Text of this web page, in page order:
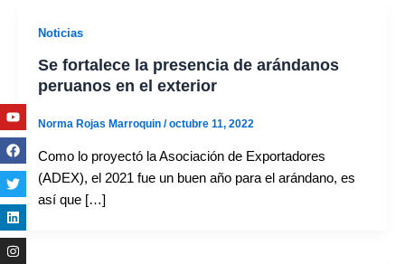
Noticias
Se fortalece la presencia de arándanos
peruanos en el exterior
Norma Rojas Marroquin /octubre 11, 2022
Como lo proyectó la Asociación de Exportadores
(ADEX), el 2021 fue un buen año para el arándano, es
así que […]
Youtube
Facebook
Twitter
Linkedin
Instagram